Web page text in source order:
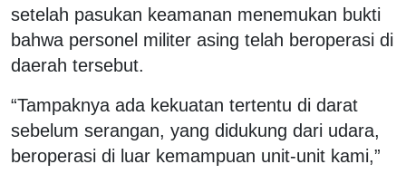
setelah pasukan keamanan menemukan bukti
bahwa personel militer asing telah beroperasi di
daerah tersebut.
“Tampaknya ada kekuatan tertentu di darat
sebelum serangan, yang didukung dari udara,
beroperasi di luar kemampuan unit-unit kami,”